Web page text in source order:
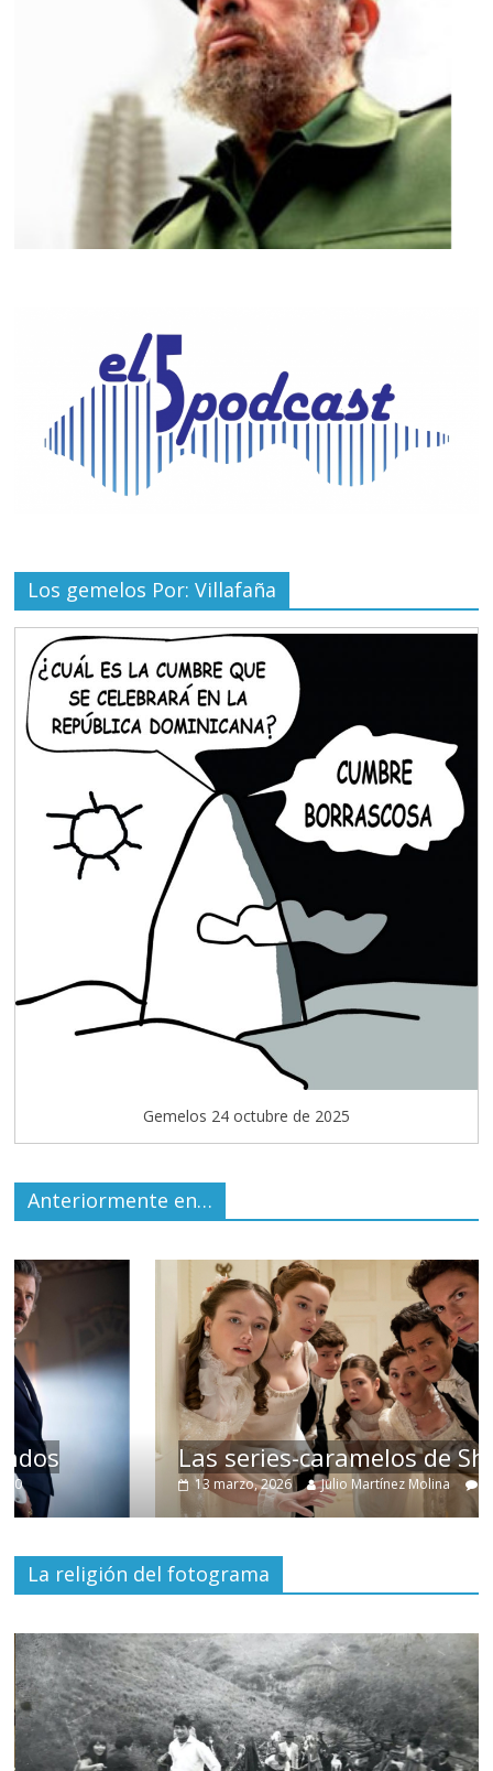
Los gemelos Por: Villafaña
Gemelos 24 octubre de 2025
Anteriormente en…
Las series-caramelos de Shondaland
Julio Martínez Molina 0
La religión del fotograma